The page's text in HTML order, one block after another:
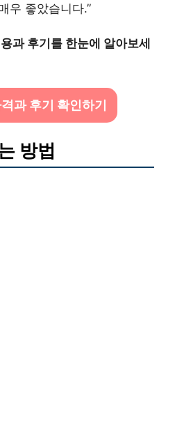
우 좋았습니다.”
과 후기를 한눈에 알아보세
과 후기 확인하기
방법